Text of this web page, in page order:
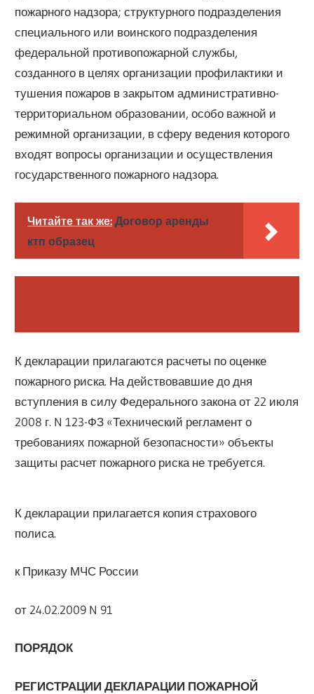
пожарного надзора; структурного подразделения
специального или воинского подразделения
федеральной противопожарной службы,
созданного в целях организации профилактики и
тушения пожаров в закрытом административно-
территориальном образовании, особо важной и
режимной организации, в сферу ведения которого
входят вопросы организации и осуществления
государственного пожарного надзора.
Читайте так же: Договор аренды
ктп образец
К декларации прилагаются расчеты по оценке
пожарного риска. На действовавшие до дня
вступления в силу Федерального закона от 22 июля
2008 г. N 123-ФЗ «Технический регламент о
требованиях пожарной безопасности» объекты
защиты расчет пожарного риска не требуется.
К декларации прилагается копия страхового
полиса.
к Приказу МЧС России
от 24.02.2009 N 91
ПОРЯДОК
РЕГИСТРАЦИИ ДЕКЛАРАЦИИ ПОЖАРНОЙ